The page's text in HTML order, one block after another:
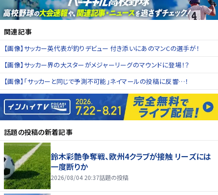
関連記事
【画像】サッカー英代表が釣りデビュー 付き添いにあのマンCの選手が！
【画像】サッカー界の大スターがメジャーリーグのマウンドに登場！？
【画像】「サッカーと同じで予測不可能」ネイマールの投稿に反響…！
話題の投稿の新着記事
鈴木彩艶争奪戦、欧州4クラブが接触 リーズには
一度断りか
2026/08/04 20:37話題の投稿